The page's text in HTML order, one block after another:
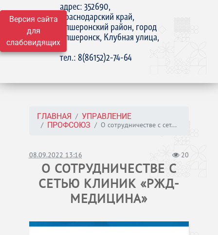
Версия сайта
для
слабовидящих
адрес: 352690,
Краснодарский край,
Апшеронский район, город
Апшеронск, Клубная улица,
15
тел.: 8(86152)2-74-64
ГЛАВНАЯ
УПРАВЛЕНИЕ
ПРОФСОЮЗ
О сотрудничестве с сет...
08.09.2022 13:16 20
О СОТРУДНИЧЕСТВЕ С
СЕТЬЮ КЛИНИК «РЖД-
МЕДИЦИНА»